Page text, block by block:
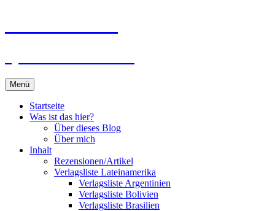
Menü
Startseite
Was ist das hier?
Über dieses Blog
Über mich
Inhalt
Rezensionen/Artikel
Verlagsliste Lateinamerika
Verlagsliste Argentinien
Verlagsliste Bolivien
Verlagsliste Brasilien